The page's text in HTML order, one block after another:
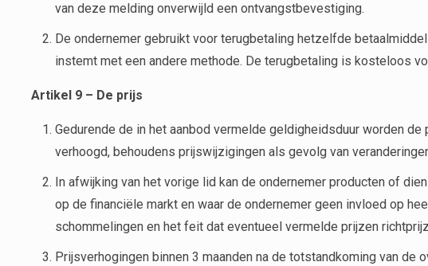
van deze melding onverwijld een ontvangstbevestiging.
De ondernemer gebruikt voor terugbetaling hetzelfde
instemt met een andere methode. De terugbetaling is kosteloos
Artikel 9 – De prijs
Gedurende de in het aanbod vermelde geldigheidsduur worden
verhoogd, behoudens prijswijzigingen als gevolg van
In afwijking van het vorige lid kan de ondernemer producten of
op de financiële markt en waar de ondernemer geen invloed op
schommelingen en het feit dat eventueel vermelde prijzen
Prijsverhogingen binnen 3 maanden na de totstandkoming van